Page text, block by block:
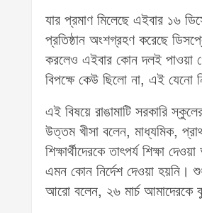
যার প্রমাণ মিলেছে এইবার ১৬
প্রতিষ্ঠান অংশগ্রহণ করেছে
করলেও এইবার কোন দলই পাওয়া
বিপক্ষে কেউ ছিলো না, এই যেনো
এই বিষয়ে রাঙামাটি সরকারি
উত্তম খীসা বলেন, মাধ্যমিক,
শিক্ষার্থীদেরকে তাৎপর্য শিক্ষা
এমন কোন নির্দেশ দেওয়া হয়নি।
আরো বলেন, ২৬ মার্চ